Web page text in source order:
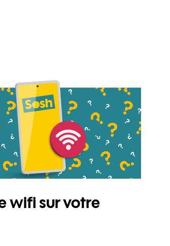
wifi sur votre